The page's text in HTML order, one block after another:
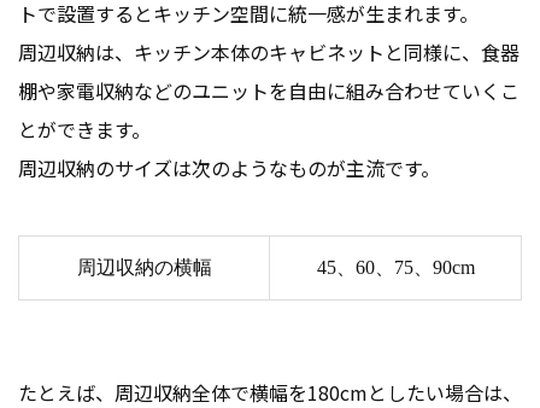
トで設置するとキッチン空間に統一感が生まれます。
周辺収納は、キッチン本体のキャビネットと同様に、食器
棚や家電収納などのユニットを自由に組み合わせていくこ
とができます。
周辺収納のサイズは次のようなものが主流です。
周辺収納の横幅 45、60、75、90cm
たとえば、周辺収納全体で横幅を180cmとしたい場合は、